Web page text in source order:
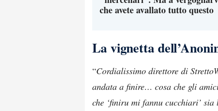
che avete avallato tutto questo
La vignetta
“Cordialissimo direttore di
andata a finire… cosa che gli
che ‘finiru mi fannu cucchiari’